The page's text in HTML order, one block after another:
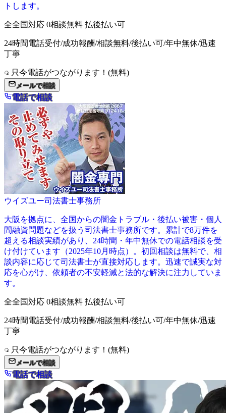
トします。
全全国対応 0相談無料 払後払い可
24時間電話受付/成功報酬/相談無料/後払い可/年中無休/迅速
丁寧
只今電話がつながります！(無料)
メールで相談
電話で相談
ウイズユー司法書士事務所
大阪を拠点に、全国からの闇金トラブル・後払い被害・個人
間融資問題などを扱う司法書士事務所です。累計で8万件を
超える相談実績があり、24時間・年中無休での電話相談を受
け付けています（2025年10月時点）。初回相談は無料で、相
談内容に応じて司法書士が直接対応します。迅速で誠実な対
応を心がけ、依頼者の不安軽減と法的な解決に注力していま
す。
全全国対応 0相談無料 払後払い可
24時間電話受付/成功報酬/相談無料/後払い可/年中無休/迅速
丁寧
只今電話がつながります！(無料)
メールで相談
電話で相談